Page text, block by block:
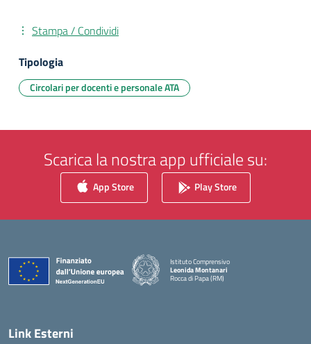
Stampa / Condividi
Tipologia
Circolari per docenti e personale ATA
Scarica la nostra app ufficiale su:
App Store Play Store
Istituto Comprensivo
Leonida Montanari
Rocca di Papa (RM)
— Visita la pagina iniziale della scuola
Link Esterni